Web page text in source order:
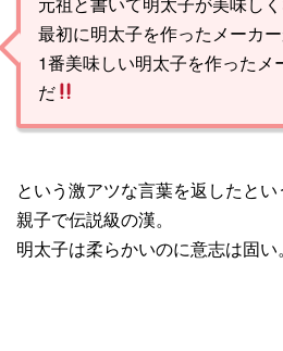
最初に明太子を作ったメーカ
1番美味しい明太子を作ったメ
だ
という激アツな言葉を返したとい
親子で伝説級の漢。
明太子は柔らかいのに意志は固い。